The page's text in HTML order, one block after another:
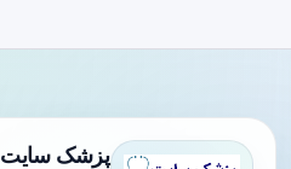
پزشک سایت